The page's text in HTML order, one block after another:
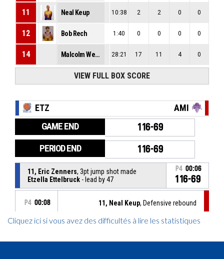
Cliquez ici si vous avez des difficultés à lire les statistiques